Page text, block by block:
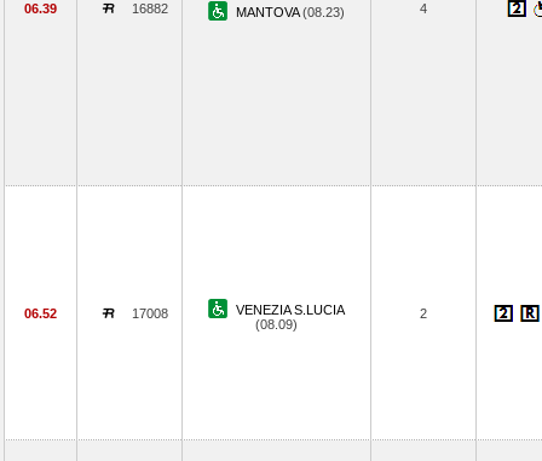
06.39 16882 MANTOVA(08.23) 4
06.52 17008
VENEZIA S.LUCIA
(08.09)
2